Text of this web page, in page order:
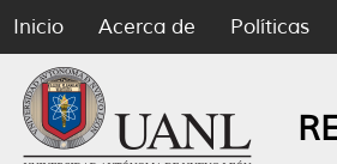
Inicio Acerca de Políticas